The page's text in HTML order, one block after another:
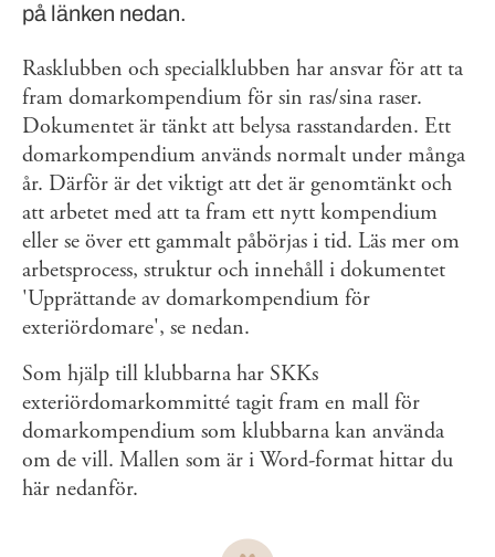
på länken nedan.
Rasklubben och specialklubben har ansvar för att ta
fram domarkompendium för sin ras/sina raser.
Dokumentet är tänkt att belysa rasstandarden. Ett
domarkompendium används normalt under många
år. Därför är det viktigt att det är genomtänkt och
att arbetet med att ta fram ett nytt kompendium
eller se över ett gammalt påbörjas i tid. Läs mer om
arbetsprocess, struktur och innehåll i dokumentet
'Upprättande av domarkompendium för
exteriördomare', se nedan.
Som hjälp till klubbarna har SKKs
exteriördomarkommitté tagit fram en mall för
domarkompendium som klubbarna kan använda
om de vill. Mallen som är i Word-format hittar du
här nedanför.